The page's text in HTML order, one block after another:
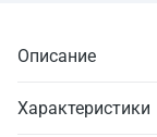
Описание
Характеристики